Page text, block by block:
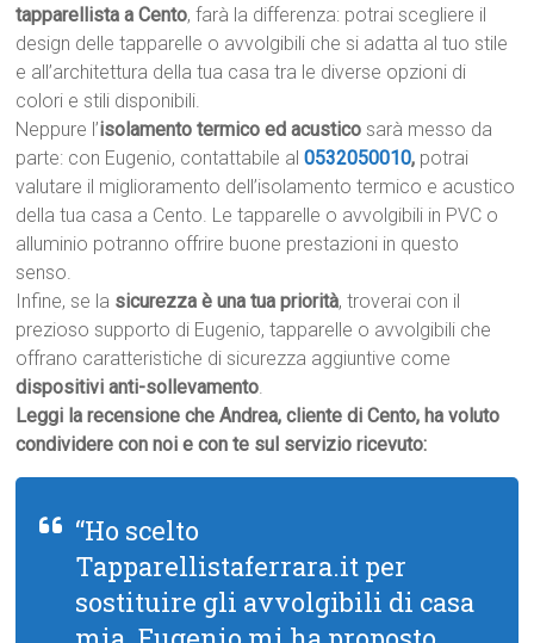
tapparellista a Cento, farà la differenza: potrai scegliere il
design delle tapparelle o avvolgibili che si adatta al tuo stile
e all’architettura della tua casa tra le diverse opzioni di
colori e stili disponibili.
Neppure l’isolamento termico ed acustico sarà messo da
parte: con Eugenio, contattabile al0532050010, potrai
valutare il miglioramento dell’isolamento termico e acustico
della tua casa a Cento. Le tapparelle o avvolgibili in PVC o
alluminio potranno offrire buone prestazioni in questo
senso.
Infine, se la sicurezza è una tua priorità, troverai con il
prezioso supporto di Eugenio, tapparelle o avvolgibili che
offrano caratteristiche di sicurezza aggiuntive come
dispositivi anti-sollevamento.
Leggi la recensione che Andrea, cliente di Cento, ha voluto
condividere con noi e con te sul servizio ricevuto:
“Ho scelto
Tapparellistaferrara.it per
sostituire gli avvolgibili di casa